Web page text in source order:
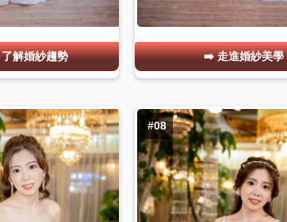
了解婚紗趨勢 走進婚紗美學
#08